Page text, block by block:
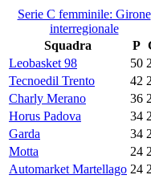
Serie C femminile: Girone
interregionale
Squadra
P
Leobasket 98
50
Tecnoedil Trento
42
Charly Merano
36
Horus Padova
34
Garda
34
Motta
24
Automarket Martellago 24